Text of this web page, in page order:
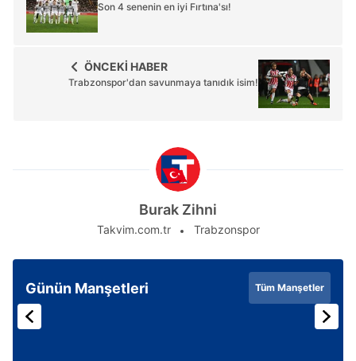
Son 4 senenin en iyi Fırtına'sı!
ÖNCEKİ HABER
Trabzonspor'dan savunmaya tanıdık isim!
Burak Zihni
Takvim.com.tr Trabzonspor
Günün Manşetleri Tüm Manşetler